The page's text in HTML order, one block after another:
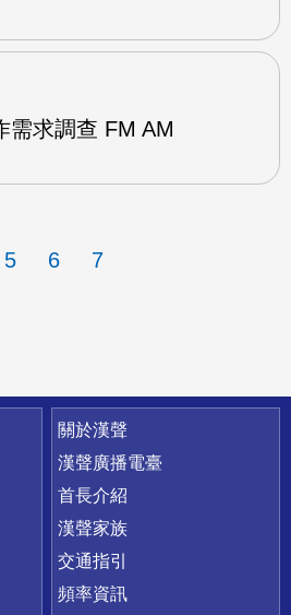
需求調查 FM AM
5 6 7
關於漢聲
漢聲廣播電臺
首長介紹
漢聲家族
交通指引
頻率資訊